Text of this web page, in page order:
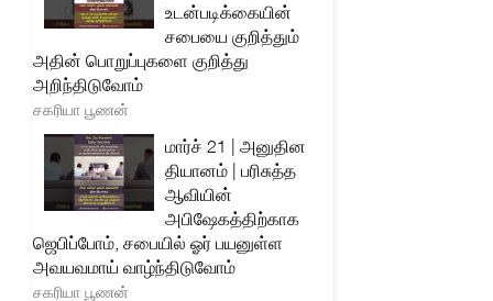
உடன்படிக்கையின்
சபையை குறித்தும்
அதின் பொறுப்புகளை குறித்து
அறிந்திடுவோம்
சகரியா பூணன்
மார்ச் 21 | அனுதின
தியானம் | பரிசுத்த
ஆவியின்
அபிஷேகத்திற்காக
ஜெபிப்போம், சபையில் ஓர் பயனுள்ள
அவயவமாய் வாழ்ந்திடுவோம்
சகரியா பூணன்